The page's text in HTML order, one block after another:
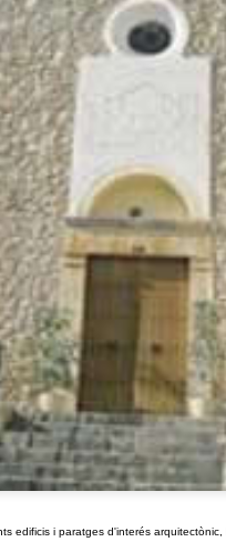
edificis i paratges d'interés arquitectònic,